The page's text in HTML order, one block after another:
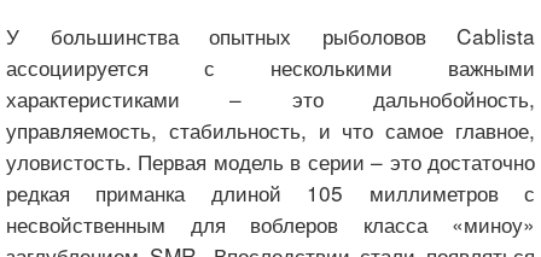
У большинства опытных рыболовов Cablista
ассоциируется с несколькими важными
характеристиками – это дальнобойность,
управляемость, стабильность, и что самое главное,
уловистость. Первая модель в серии – это достаточно
редкая приманка длиной 105 миллиметров с
несвойственным для воблеров класса «миноу»